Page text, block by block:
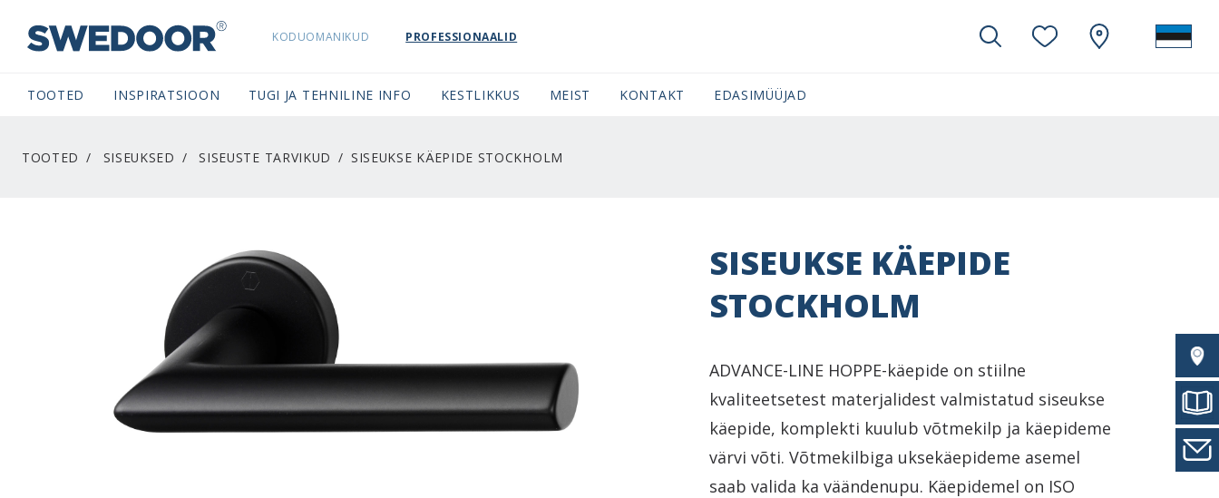
SWEDOORESTONIA NAVIGATION
KODUOMANIKUD PROFESSIONAALID
TOOTED INSPIRATSIOON TUGI JA TEHNILINE INFO KESTLIKKUS MEIST KONTAKT EDASIMÜÜJAD
TOOTED SISEUKSED SISEUSTE TARVIKUD SISEUKSE KÄEPIDE STOCKHOLM
SISEUKSE KÄEPIDE
STOCKHOLM
ADVANCE-LINE HOPPE-käepide on stiilne
kvaliteetsetest materjalidest valmistatud siseukse
käepide, komplekti kuulub võtmekilp ja käepideme
värvi võti. Võtmekilbiga uksekäepideme asemel
saab valida ka väändenupu. Käepidemel on ISO